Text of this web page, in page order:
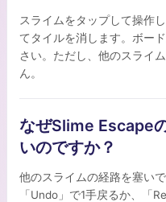
スライムをタップして操作
てタイルを消します。ボー
さい。ただし、他のスライ
ん。
なぜSlime Escape
いのですか？
他のスライムの経路を塞い
「Undo」で1手戻るか、「